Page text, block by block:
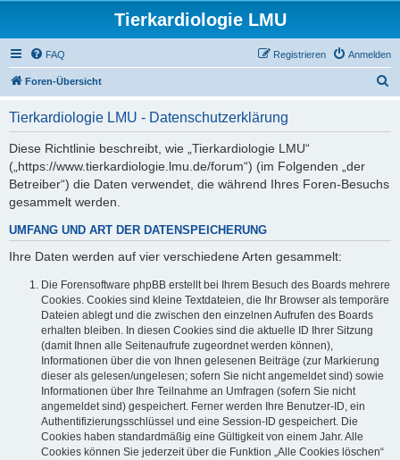
Tierkardiologie LMU
FAQ Anmelden
Registrieren
Foren-Übersicht
Tierkardiologie LMU - Datenschutzerklärung
Diese Richtlinie beschreibt, wie „Tierkardiologie LMU“
(„https://www.tierkardiologie.lmu.de/forum“) (im Folgenden „der
Betreiber“) die Daten verwendet, die während Ihres Foren-Besuchs
gesammelt werden.
UMFANG UND ART DER DATENSPEICHERUNG
Ihre Daten werden auf vier verschiedene Arten gesammelt:
Die Forensoftware phpBB erstellt bei Ihrem Besuch des Boards mehrere
Cookies. Cookies sind kleine Textdateien, die Ihr Browser als temporäre
Dateien ablegt und die zwischen den einzelnen Aufrufen des Boards
erhalten bleiben. In diesen Cookies sind die aktuelle ID Ihrer Sitzung
(damit Ihnen alle Seitenaufrufe zugeordnet werden können),
Informationen über die von Ihnen gelesenen Beiträge (zur Markierung
dieser als gelesen/ungelesen; sofern Sie nicht angemeldet sind) sowie
Informationen über Ihre Teilnahme an Umfragen (sofern Sie nicht
angemeldet sind) gespeichert. Ferner werden Ihre Benutzer-ID, ein
Authentifizierungsschlüssel und eine Session-ID gespeichert. Die
Cookies haben standardmäßig eine Gültigkeit von einem Jahr. Alle
Cookies können Sie jederzeit über die Funktion „Alle Cookies löschen“